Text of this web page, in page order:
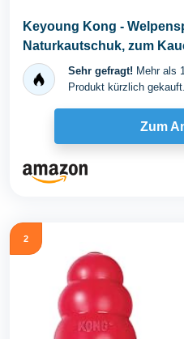
Keyoung Kong -
Naturkautschuk, zum
Apportieren - für kleine...
Sehr gefragt! Mehr als
Produkt kürzlich gekauft.
Zum
2